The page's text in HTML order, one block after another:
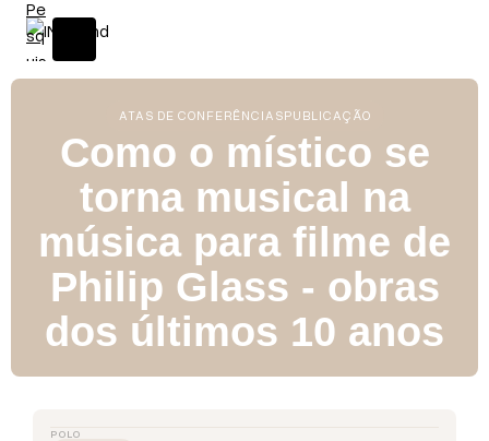
ATAS DE CONFERÊNCIASPUBLICAÇÃO
Como o místico se
torna musical na
música para filme de
Philip Glass - obras
dos últimos 10 anos
POLO